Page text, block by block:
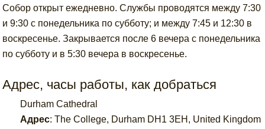
Собор открыт ежедневно. Службы проводятся между 7:30
и 9:30 с понедельника по субботу; и между 7:45 и 12:30 в
воскресенье. Закрывается после 6 вечера с понедельника
по субботу и в 5:30 вечера в воскресенье.
Адрес, часы работы, как добраться
Durham Cathedral
Адрес:The College, Durham DH1 3EH, United Kingdom